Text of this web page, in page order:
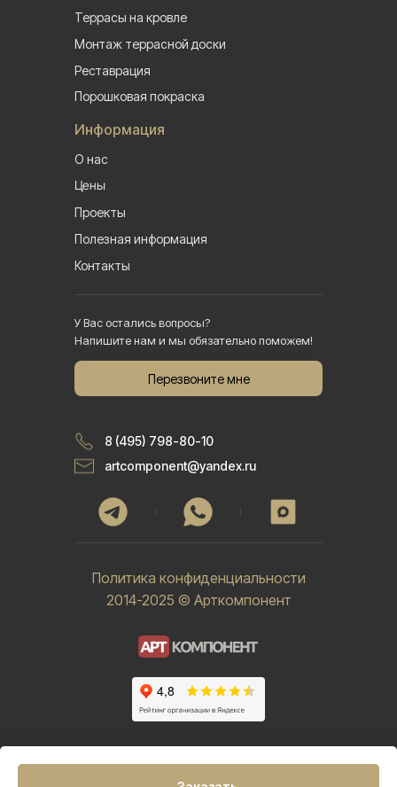
Террасы на кровле
Монтаж террасной доски
Реставрация
Порошковая покраска
2014-2025 © Арткомпонент
Политика конфиденциальности
Информация
О нас
Цены
Проекты
Полезная информация
Контакты
Перезвоните мне
У Вас остались вопросы?
Напишите нам и мы обязательно поможем!
8 (495) 798-80-10
artcomponent@yandex.ru